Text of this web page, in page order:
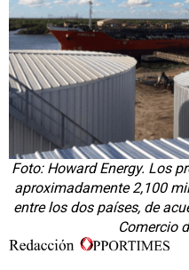
Foto: Howard Energy. Los
aproximadamente 2,100
entre los dos países, de
Comercio